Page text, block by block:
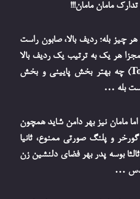
مامان مامان!!!
چیز بله؛ ردیف بالا، صابون راست
مجزا هر یک به ترتیب یک ردیف بالا
به پایبن بله گرچه تُویلِت (Toilet) چه بهتر بخش پایینی و بخش
بله …
اما مامان نیز بهر دامن شاید همچون
و پلنگ صورتی ممنوع، ثانیا
بوسه پدر بهر فضای دلنشین زن
…